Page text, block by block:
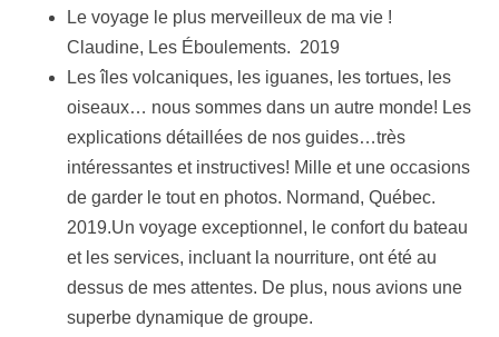
Le voyage le plus merveilleux de ma vie !
Claudine, Les Éboulements. 2019
Les îles volcaniques, les iguanes, les tortues, les
oiseaux… nous sommes dans un autre monde! Les
explications détaillées de nos guides…très
intéressantes et instructives! Mille et une occasions
de garder le tout en photos. Normand, Québec.
2019.Un voyage exceptionnel, le confort du bateau
et les services, incluant la nourriture, ont été au
dessus de mes attentes. De plus, nous avions une
superbe dynamique de groupe.